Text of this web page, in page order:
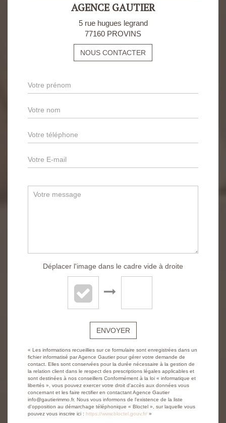
AGENCE GAUTIER
5 rue hugues legrand
77160 PROVINS
NOUS CONTACTER
Déplacer l'image dans le cadre vide à droite
ENVOYER
« Les informations recueillies sur ce formulaire sont enregistrées dans un
fichier informatisé par Agence Gautier pour gérer votre demande de
contact. Elles sont conservées pour la durée nécessaire à la gestion de
la relation client dans le respect des prescriptions légales applicables et
sont destinées à nos conseillers Conformément à la loi « informatique et
libertés », vous pouvez exercer votre droit d'accès aux données vous
concernant et les faire rectifier en contactant Agence Gautier
info@gautierimmo.fr. Nous vous informons de l'existence de la liste
d'opposition au démarchage téléphonique « Bloctel », sur laquelle vous
pouvez vous inscrire ici : https://www.bloctel.gouv.fr/ »